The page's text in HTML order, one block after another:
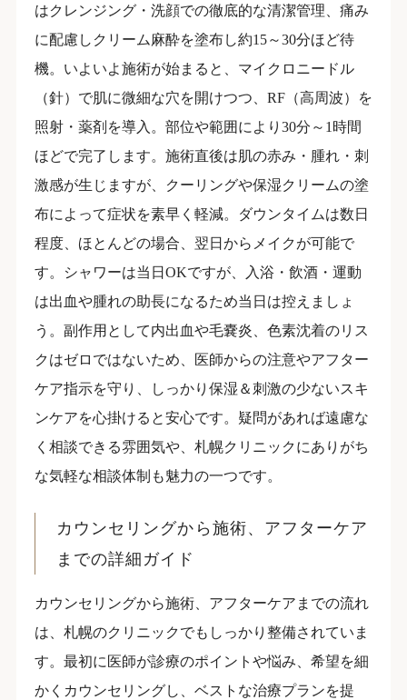
はクレンジング・洗顔での徹底的な清潔管理、痛み
に配慮しクリーム麻酔を塗布し約15～30分ほど待
機。いよいよ施術が始まると、マイクロニードル
（針）で肌に微細な穴を開けつつ、RF（高周波）を
照射・薬剤を導入。部位や範囲により30分～1時間
ほどで完了します。施術直後は肌の赤み・腫れ・刺
激感が生じますが、クーリングや保湿クリームの塗
布によって症状を素早く軽減。ダウンタイムは数日
程度、ほとんどの場合、翌日からメイクが可能で
す。シャワーは当日OKですが、入浴・飲酒・運動
は出血や腫れの助長になるため当日は控えましょ
う。副作用として内出血や毛嚢炎、色素沈着のリス
クはゼロではないため、医師からの注意やアフター
ケア指示を守り、しっかり保湿＆刺激の少ないスキ
ンケアを心掛けると安心です。疑問があれば遠慮な
く相談できる雰囲気や、札幌クリニックにありがち
な気軽な相談体制も魅力の一つです。
カウンセリングから施術、アフターケア
までの詳細ガイド
カウンセリングから施術、アフターケアまでの流れ
は、札幌のクリニックでもしっかり整備されていま
す。最初に医師が診療のポイントや悩み、希望を細
かくカウンセリングし、ベストな治療プランを提